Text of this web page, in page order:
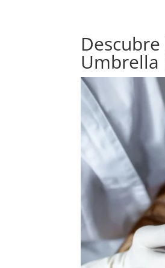
Umbrella